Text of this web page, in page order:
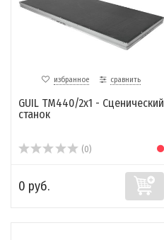
избранное сравнить
GUIL TM440/2x1 - Сценический
станок
(0)
0 руб.